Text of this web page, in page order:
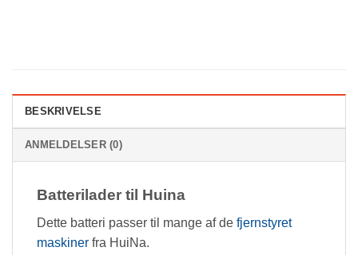
BESKRIVELSE
ANMELDELSER (0)
Batterilader til Huina
Dette batteri passer til mange af de fjernstyret
maskiner fra HuiNa.